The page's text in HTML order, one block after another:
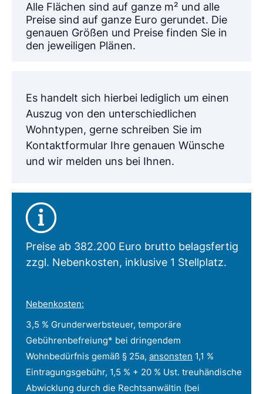
Alle Flächen sind auf ganze m² und alle
Preise sind auf ganze Euro gerundet. Die
genauen Größen und Preise finden Sie in
den jeweiligen Plänen.
Es handelt sich hierbei lediglich um einen
Auszug von den unterschiedlichen
Wohntypen, gerne schreiben Sie im
Kontaktformular Ihre genauen Wünsche
und wir melden uns bei Ihnen.
Preise ab 382.200 Euro brutto belagsfertig
zzgl. Nebenkosten, inklusive 1 Stellplatz.
Nebenkosten:
3,5 % Grunderwerbsteuer, temporäre
Gebührenbefreiung* bei dringendem
Wohnbedürfnis gemäß § 25a, ansonsten 1,1 %
Eintragungsgebühr, 1,5 % + 20 % Ust. treuhändische
Abwicklung durch die Rechtsanwältin (bei